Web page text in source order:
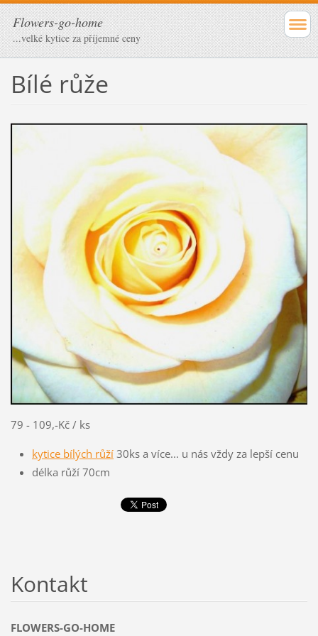
Flowers-go-home
...velké kytice za příjemné ceny
Bílé růže
79 - 109,-Kč / ks
kytice bílých růží30ks a více... u nás vždy za lepší cenu
délka růží 70cm
Kontakt
FLOWERS-GO-HOME